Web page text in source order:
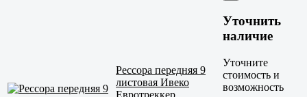
Рессора передняя 9
листовая Ивеко
Уточнить
наличие
Уточните
стоимость и
возможность